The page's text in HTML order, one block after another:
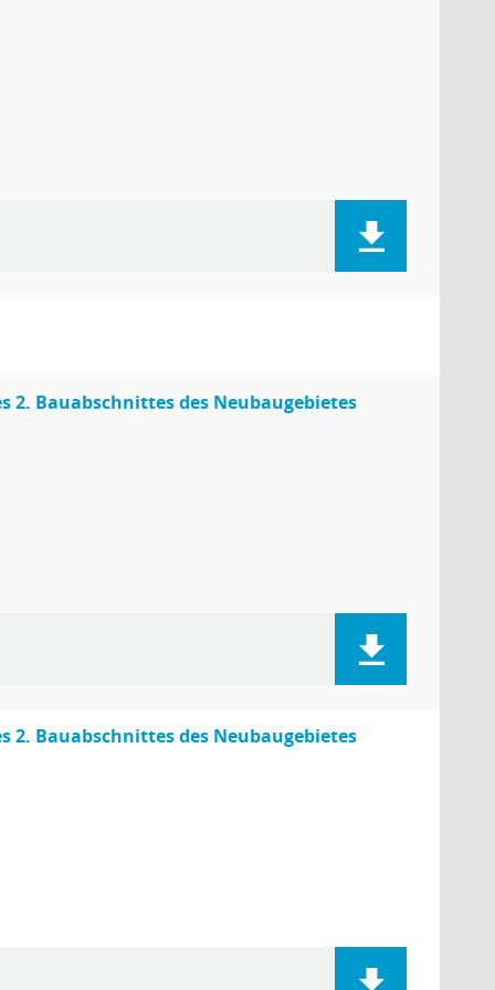
2. Bauabschnittes des Neubaugebietes
2. Bauabschnittes des Neubaugebietes